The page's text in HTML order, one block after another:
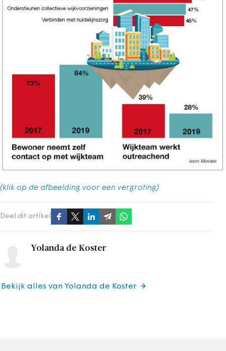
(klik op de afbeelding voor een vergroting)
Deel dit artikel
Yolanda de Koster
Bekijk alles van Yolanda de Koster